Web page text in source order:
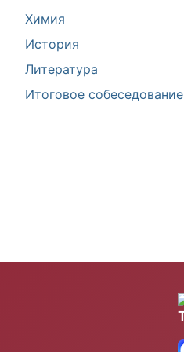
Химия
История
Литература
Итоговое собеседование